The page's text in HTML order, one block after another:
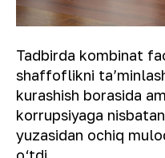
Tadbirda kombinat
shaffoflikni
kurashish borasida
korrupsiyaga
yuzasidan ochiq